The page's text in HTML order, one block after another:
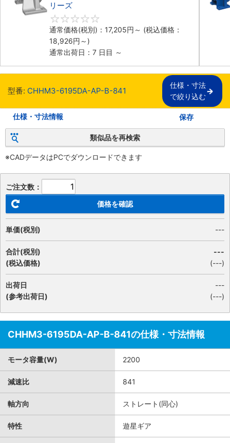
リーズ
通常価格(税別)： 17,205円 ～ (税込価格：
18,926円 ～)
通常出荷日：7 日目 ～
型番: CHHM3-6195DA-AP-B-841
仕様・寸法
で絞り込む
仕様・寸法情報 保存
類似品を再検索
※CADデータはPCでダウンロードできます
ご注文数：
価格を確認
単価(税別) ---
合計(税別)
(税込価格)
---
(---)
出荷日
(参考出荷日)
---
(---)
CHHM3-6195DA-AP-B-841の仕様・寸法情報
モータ容量(W) 2200
減速比 841
軸方向 ストレート(同心)
特性 遊星ギア